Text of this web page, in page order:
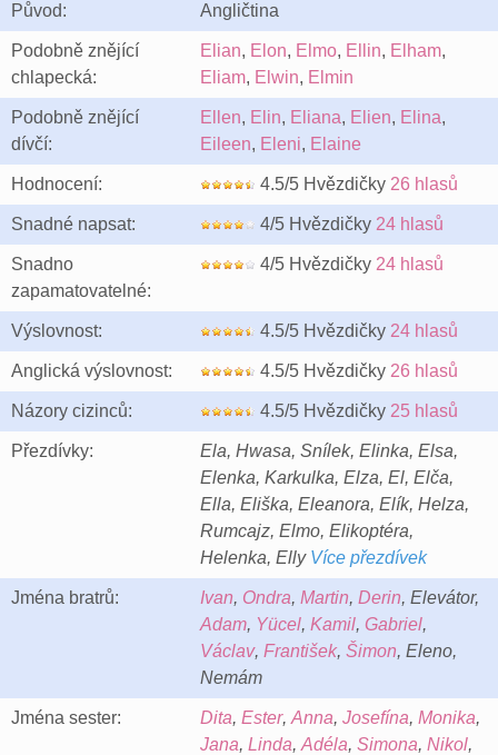
Původ: Angličtina
Podobně znějící
chlapecká:
Elian, Elon, Elmo, Ellin, Elham,
Eliam, Elwin, Elmin
Podobně znějící
dívčí:
Ellen, Elin, Eliana, Elien, Elina,
Eileen, Eleni, Elaine
Hodnocení: 4.5/5 Hvězdičky 26 hlasů
Snadné napsat: 4/5 Hvězdičky 24 hlasů
Snadno
zapamatovatelné:
4/5 Hvězdičky 24 hlasů
Výslovnost: 4.5/5 Hvězdičky 24 hlasů
Anglická výslovnost: 4.5/5 Hvězdičky 26 hlasů
Názory cizinců: 4.5/5 Hvězdičky 25 hlasů
Přezdívky:
Ela, Hwasa, Snílek, Elinka, Elsa,
Elenka, Karkulka, Elza, El, Elča,
Ella, Eliška, Eleanora, Elík, Helza,
Rumcajz, Elmo, Elikoptéra,
Helenka, Elly Více přezdívek
Jména bratrů: Ivan, Ondra, Martin, Derin, Elevátor,
Adam, Yücel, Kamil, Gabriel,
Václav, František, Šimon, Eleno,
Nemám
Jména sester: Dita, Ester, Anna, Josefína, Monika,
Jana, Linda, Adéla, Simona, Nikol,